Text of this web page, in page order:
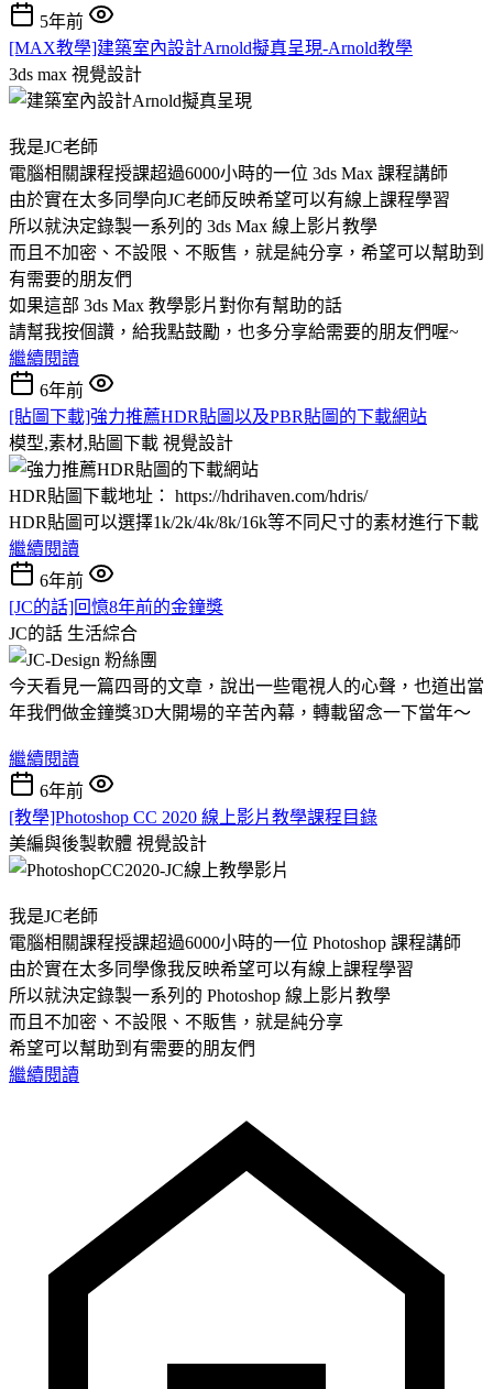
5年前
[MAX教學]建築室內設計Arnold擬真呈現-Arnold教學
3ds max 視覺設計
我是JC老師
電腦相關課程授課超過6000小時的一位 3ds Max 課程講師
由於實在太多同學向JC老師反映希望可以有線上課程學習
所以就決定錄製一系列的 3ds Max 線上影片教學
而且不加密、不設限、不販售，就是純分享，希望可以幫助到
有需要的朋友們
如果這部 3ds Max 教學影片對你有幫助的話
請幫我按個讚，給我點鼓勵，也多分享給需要的朋友們喔~
繼續閱讀
6年前
[貼圖下載]強力推薦HDR貼圖以及PBR貼圖的下載網站
模型,素材,貼圖下載 視覺設計
HDR貼圖下載地址： https://hdrihaven.com/hdris/
HDR貼圖可以選擇1k/2k/4k/8k/16k等不同尺寸的素材進行下載
繼續閱讀
6年前
[JC的話]回憶8年前的金鐘獎
JC的話 生活綜合
今天看見一篇四哥的文章，說出一些電視人的心聲，也道出當
年我們做金鐘獎3D大開場的辛苦內幕，轉載留念一下當年～
繼續閱讀
6年前
[教學]Photoshop CC 2020 線上影片教學課程目錄
美編與後製軟體 視覺設計
我是JC老師
電腦相關課程授課超過6000小時的一位 Photoshop 課程講師
由於實在太多同學像我反映希望可以有線上課程學習
所以就決定錄製一系列的 Photoshop 線上影片教學
而且不加密、不設限、不販售，就是純分享
希望可以幫助到有需要的朋友們
繼續閱讀